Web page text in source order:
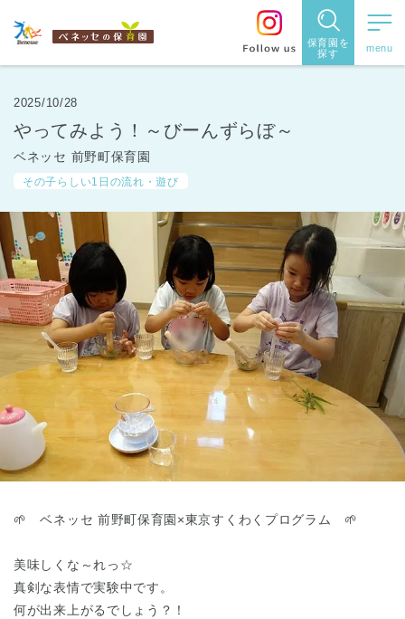
保育園を
探す
保育園を探す
住所・駅
名
す
都道府県
から探す
東京都
東京都 全域
2025/10/28
やってみよう！～びーんずらぼ～
ベネッセ 前野町保育園
その子らしい1日の流れ・遊び
🌱 ベネッセ 前野町保育園×東京すくわくプログラム 🌱
美味しくな～れっ☆
真剣な表情で実験中です。
何が出来上がるでしょう？！